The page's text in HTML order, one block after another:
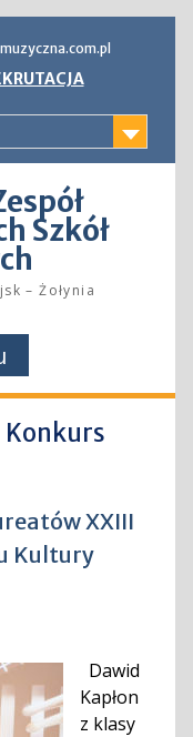
Szkół
– Żołynia
Konkurs
XXIII
Kultury
Dawid
Kapłon
z klasy